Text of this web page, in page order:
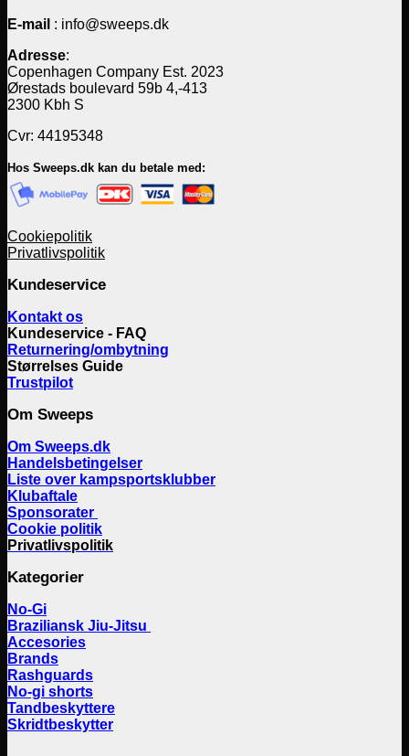
E-mail : info@sweeps.dk
Adresse:
Copenhagen Company Est. 2023
Ørestads boulevard 59b 4,-413
2300 Kbh S
Cvr: 44195348
Hos Sweeps.dk kan du betale med:
Cookiepolitik
Privatlivspolitik
Kundeservice
Kontakt os
Kundeservice - FAQ
Returnering/ombytning
Størrelses Guide
Trustpilot
Om Sweeps
Om Sweeps.dk
Handelsbetingelser
Liste over kampsportsklubber
Klubaftale
Sponsorater
Cookie politik
Privatlivspolitik
Kategorier
No-Gi
Braziliansk Jiu-Jitsu
Accesories
Brands
Rashguards
No-gi shorts
Tandbeskyttere
Skridtbeskytter